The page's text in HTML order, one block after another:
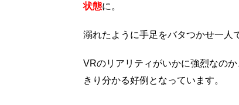
状態に。
溺れたように手足をバタつかせ一人
VRのリアリティがいかに強烈なの
きり分かる好例となっています。